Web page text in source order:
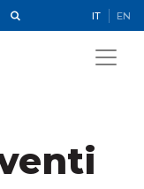
Eventi
Newsletter
Icona My Civica IT EN